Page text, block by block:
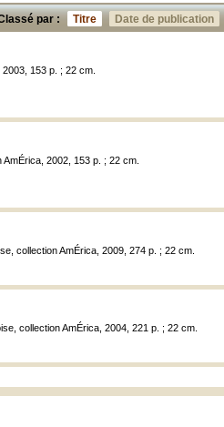
par : Titre Date de publication
153 p. ; 22 cm.
AmÉrica, 2002, 153 p. ; 22 cm.
collection AmÉrica, 2009, 274 p. ; 22 cm.
collection AmÉrica, 2004, 221 p. ; 22 cm.